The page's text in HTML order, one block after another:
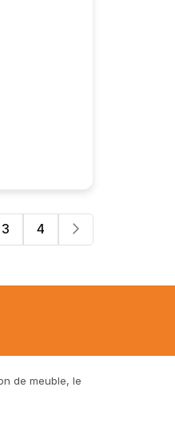
Page
la page
Page
3 Page
4
de meuble, le